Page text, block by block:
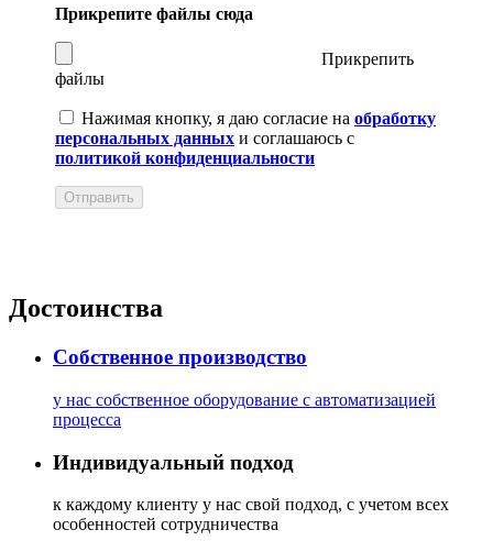
Прикрепите файлы сюда
Прикрепить
файлы
Нажимая кнопку, я даю согласие на обработку
персональных данных и соглашаюсь с
политикой конфиденциальности
Отправить
Достоинства
Собственное производство
у нас собственное оборудование с автоматизацией
процесса
Индивидуальный подход
к каждому клиенту у нас свой подход, с учетом всех
особенностей сотрудничества